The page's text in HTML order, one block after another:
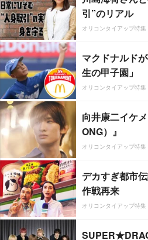
引”のリアル
オリコンタイアップ特集
マクドナルド
生の甲子園」
オリコンタイアップ特集
向井康二イケ
ONG）』
オリコンタイアップ特集
デカすぎ都市
作戦再来
オリコンタイアップ特集